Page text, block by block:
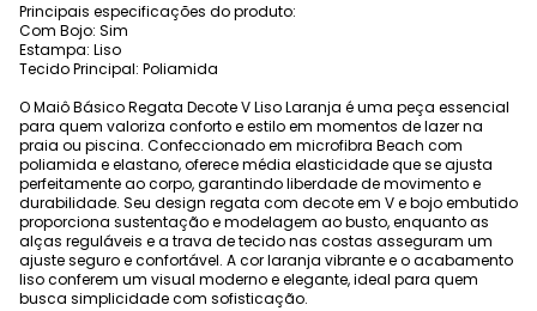
Principais especificações do produto:
Com Bojo: Sim
Estampa: Liso
Tecido Principal: Poliamida
O Maiô Básico Regata Decote V Liso Laranja é uma peça essencial
para quem valoriza conforto e estilo em momentos de lazer na
praia ou piscina. Confeccionado em microfibra Beach com
poliamida e elastano, oferece média elasticidade que se ajusta
perfeitamente ao corpo, garantindo liberdade de movimento e
durabilidade. Seu design regata com decote em V e bojo embutido
proporciona sustentação e modelagem ao busto, enquanto as
alças reguláveis e a trava de tecido nas costas asseguram um
ajuste seguro e confortável. A cor laranja vibrante e o acabamento
liso conferem um visual moderno e elegante, ideal para quem
busca simplicidade com sofisticação.